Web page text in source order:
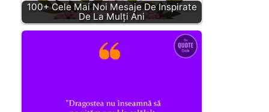
100+ Cele Mai Noi Mesaje De Inspirate
De La Mulți Ani